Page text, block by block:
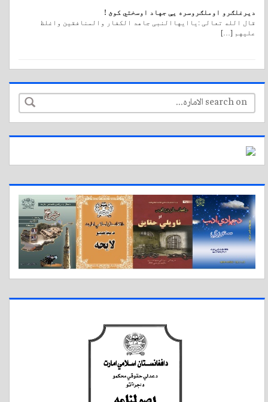
دیرغلګرو اوملګروسره يې جهاد اوسختي کوئ !
قال الله تعالی :یاایهاالنبی جاهد الکفار والمنافقین واغلظ
علیهم […]